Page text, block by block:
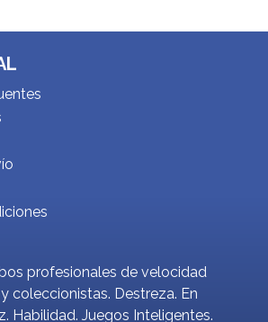
profesionales de velocidad
coleccionistas. Destreza. En
Habilidad. Juegos Inteligentes.